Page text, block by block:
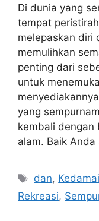
Di dunia yang
tempat
melepaskan diri
memulihkan
penting dari
untuk
yang
kembali dengan
alam. Baik Anda
Tags
dan,
Rekreasi,